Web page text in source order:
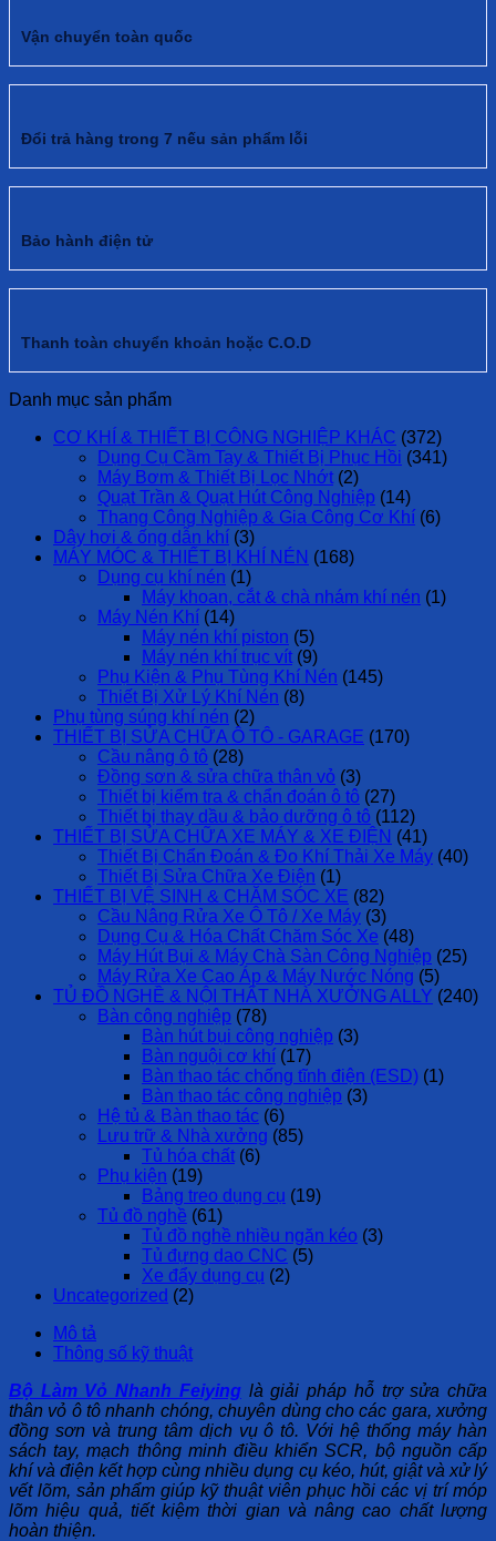
Vận chuyển toàn quốc
Đổi trả hàng trong 7 nếu sản phẩm lỗi
Bảo hành điện tử
Thanh toàn chuyển khoản hoặc C.O.D
Danh mục sản phẩm
CƠ KHÍ & THIẾT BỊ CÔNG NGHIỆP KHÁC (372)
Dụng Cụ Cầm Tay & Thiết Bị Phục Hồi (341)
Máy Bơm & Thiết Bị Lọc Nhớt (2)
Quạt Trần & Quạt Hút Công Nghiệp (14)
Thang Công Nghiệp & Gia Công Cơ Khí (6)
Dây hơi & ống dẫn khí (3)
MÁY MÓC & THIẾT BỊ KHÍ NÉN (168)
Dụng cụ khí nén (1)
Máy khoan, cắt & chà nhám khí nén (1)
Máy Nén Khí (14)
Máy nén khí piston (5)
Máy nén khí trục vít (9)
Phụ Kiện & Phụ Tùng Khí Nén (145)
Thiết Bị Xử Lý Khí Nén (8)
Phụ tùng súng khí nén (2)
THIẾT BỊ SỬA CHỮA Ô TÔ - GARAGE (170)
Cầu nâng ô tô (28)
Đồng sơn & sửa chữa thân vỏ (3)
Thiết bị kiểm tra & chẩn đoán ô tô (27)
Thiết bị thay dầu & bảo dưỡng ô tô (112)
THIẾT BỊ SỬA CHỮA XE MÁY & XE ĐIỆN (41)
Thiết Bị Chẩn Đoán & Đo Khí Thải Xe Máy (40)
Thiết Bị Sửa Chữa Xe Điện (1)
THIẾT BỊ VỆ SINH & CHĂM SÓC XE (82)
Cầu Nâng Rửa Xe Ô Tô / Xe Máy (3)
Dụng Cụ & Hóa Chất Chăm Sóc Xe (48)
Máy Hút Bụi & Máy Chà Sàn Công Nghiệp (25)
Máy Rửa Xe Cao Áp & Máy Nước Nóng (5)
TỦ ĐỒ NGHỀ & NỘI THẤT NHÀ XƯỞNG ALLY (240)
Bàn công nghiệp (78)
Bàn hút bụi công nghiệp (3)
Bàn nguội cơ khí (17)
Bàn thao tác chống tĩnh điện (ESD) (1)
Bàn thao tác công nghiệp (3)
Hệ tủ & Bàn thao tác (6)
Lưu trữ & Nhà xưởng (85)
Tủ hóa chất (6)
Phụ kiện (19)
Bảng treo dụng cụ (19)
Tủ đồ nghề (61)
Tủ đồ nghề nhiều ngăn kéo (3)
Tủ đựng dao CNC (5)
Xe đẩy dụng cụ (2)
Uncategorized (2)
Mô tả
Thông số kỹ thuật
Bộ Làm Vỏ Nhanh Feiyinglà giải pháp hỗ trợ sửa chữa
thân vỏ ô tô nhanh chóng, chuyên dùng cho các gara, xưởng
đồng sơn và trung tâm dịch vụ ô tô. Với hệ thống máy hàn
sách tay, mạch thông minh điều khiển SCR, bộ nguồn cấp
khí và điện kết hợp cùng nhiều dụng cụ kéo, hút, giật và xử lý
vết lõm, sản phẩm giúp kỹ thuật viên phục hồi các vị trí móp
lõm hiệu quả, tiết kiệm thời gian và nâng cao chất lượng
hoàn thiện.